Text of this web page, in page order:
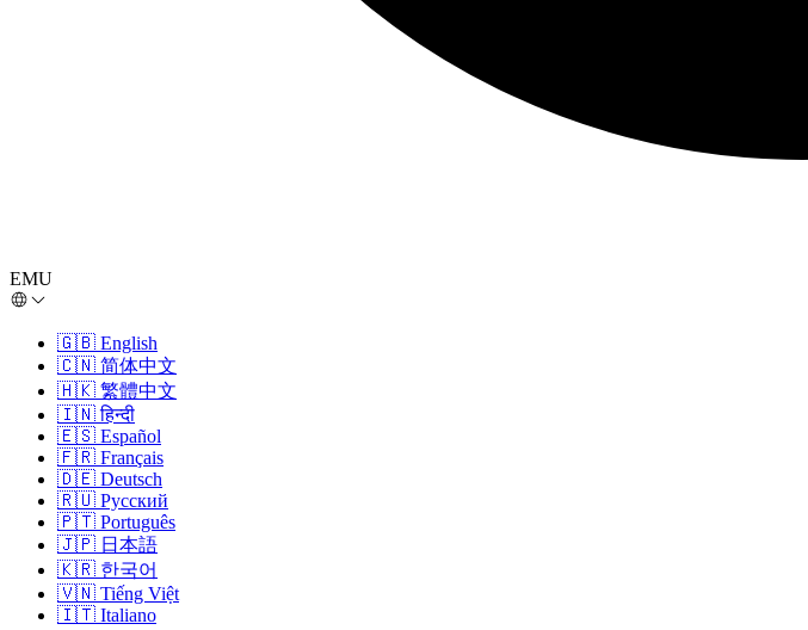
EMU
🇬🇧 English
🇨🇳 简体中文
🇭🇰 繁體中文
🇮🇳 हिन्दी
🇪🇸 Español
🇫🇷 Français
🇩🇪 Deutsch
🇷🇺 Русский
🇵🇹 Português
🇯🇵 日本語
🇰🇷 한국어
🇻🇳 Tiếng Việt
🇮🇹 Italiano